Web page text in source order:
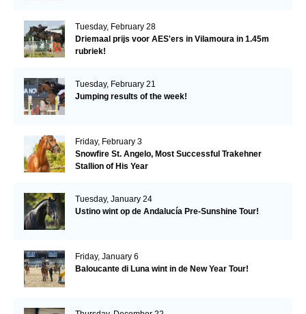
Tuesday, February 28
Driemaal prijs voor AES'ers in Vilamoura in 1.45m
rubriek!
Tuesday, February 21
Jumping results of the week!
Friday, February 3
Snowfire St. Angelo, Most Successful Trakehner
Stallion of His Year
Tuesday, January 24
Ustino wint op de Andalucía Pre-Sunshine Tour!
Friday, January 6
Baloucante di Luna wint in de New Year Tour!